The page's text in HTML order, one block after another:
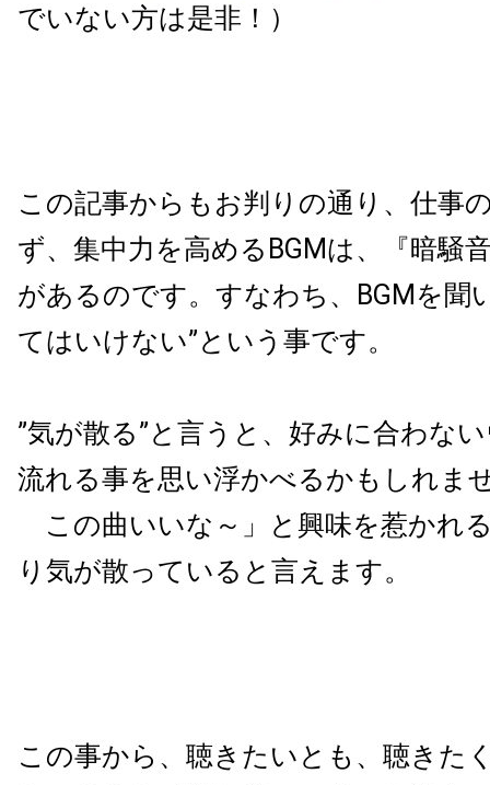
でいない方は是非！）
この記事からもお判りの通り、仕事
ず、集中力を高めるBGMは、『暗騒
があるのです。すなわち、BGMを聞
てはいけない”という事です。
”気が散る”と言うと、好みに合わな
流れる事を思い浮かべるかもしれま
この曲いいな～」と興味を惹かれ
り気が散っていると言えます。
この事から、聴きたいとも、聴きた